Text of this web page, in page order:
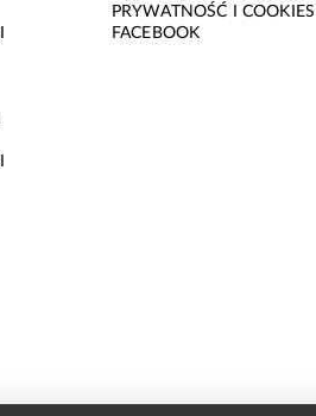
PRYWATNOŚĆ I COOKIES
FACEBOOK